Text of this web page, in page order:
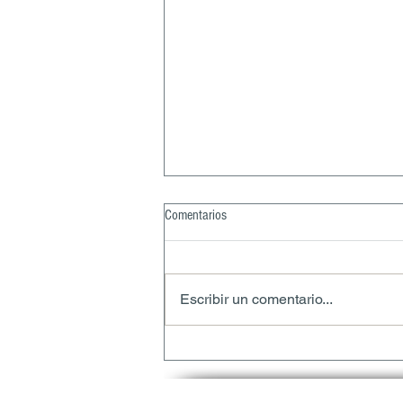
nueva regulación y cómo prepararse
Comentarios
Escribir un comentario...